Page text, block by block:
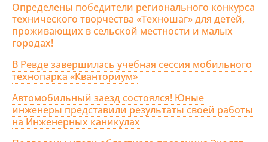
Определены победители регионального конкурса
технического творчества «Техношаг» для детей,
проживающих в сельской местности и малых
городах!
В Ревде завершилась учебная сессия мобильного
технопарка «Кванториум»
Автомобильный заезд состоялся! Юные
инженеры представили результаты своей работы
на Инженерных каникулах